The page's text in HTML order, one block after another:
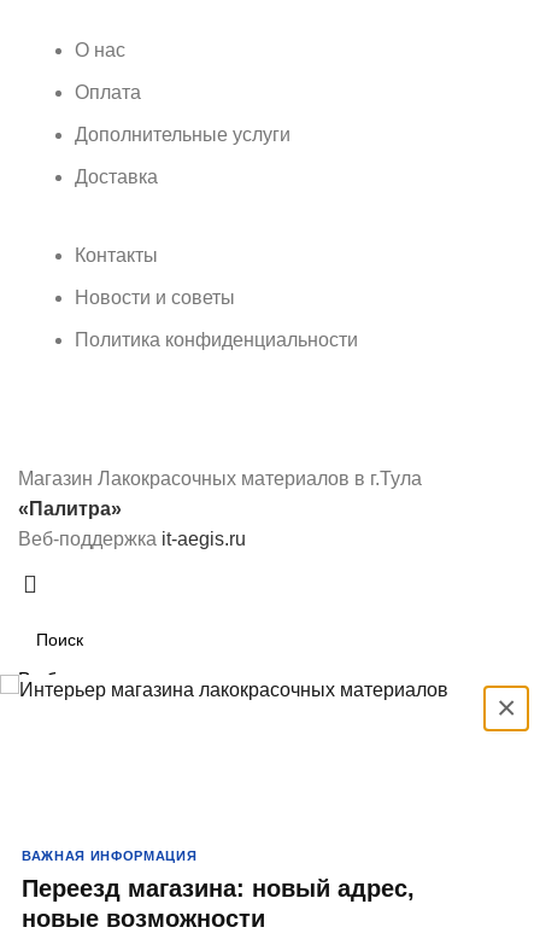
О нас
Оплата
Дополнительные услуги
Доставка
Контакты
Новости и советы
Политика конфиденциальности
Магазин Лакокрасочных материалов в г.Тула
«Палитра»
Веб-поддержка it-aegis.ru
Выбрать
Валики
Краситель
×
ВАЖНАЯ ИНФОРМАЦИЯ
Переезд магазина: новый адрес,
новые возможности